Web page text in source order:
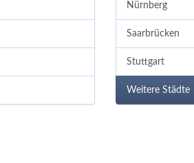
Nürnberg
Saarbrücken
Stuttgart
Weitere Städte